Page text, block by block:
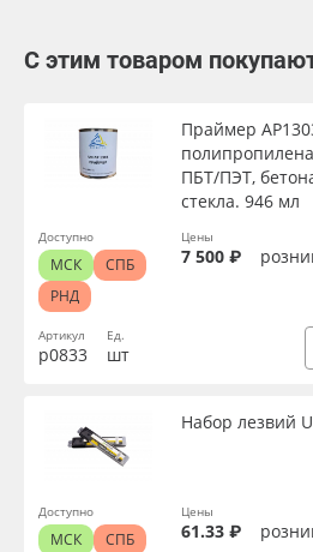
С этим товаром
Артикул
р0833
Праймер
ПБТ/ПЭТ,
стекла. 946 мл
Ед.
шт
Цены
7 500 ₽
Доступно
МСК
СПБ
РНД
Набор лезвий
Цены
61.33 ₽
Доступно
МСК
СПБ